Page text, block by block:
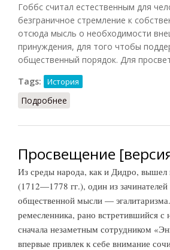
Гоббс считал естественным для
безграничное стремление к
отсюда мысль о необходимости
принуждения, для того чтобы
общественный порядок. Для
Tags:
История
Подробнее
Просвещение
Из среды народа, как и Дидро,
(1712—1778 гг.), один из зачинателей
общественной мысли —
ремесленника, рано встретившийся
сначала незаметным сотрудником
впервые привлек к себе внимание